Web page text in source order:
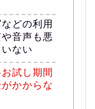
どの利用
音声も悪
ない
試し期間
かからな